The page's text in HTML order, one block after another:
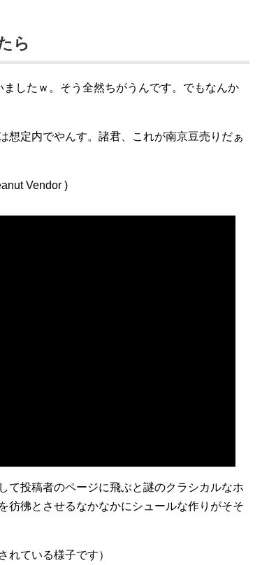
ら
したｗ。そう全然ちがうんです。でもなんか
想定内でやんす。諸君、これが南京豆売りだぁ
Vendor )
て投稿者のページに飛ぶと謎のクラシカルなホ
彷彿とさせるなかなかにシュールな作りがそそ
れている様子です）